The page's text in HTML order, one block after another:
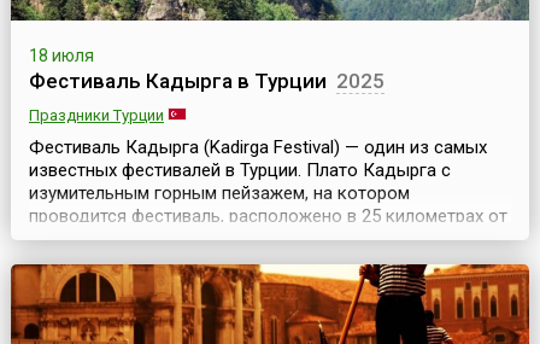
18 июля
Фестиваль Кадырга в Турции 2025
Праздники Турции
Фестиваль Кадырга (Kadirga Festival) — один из самых
известных фестивалей в Турции. Плато Кадырга с
изумительным горным пейзажем, на котором
проводится фестиваль, расположено в 25 километрах от
города Тоня провинции Трабзон (Trabzon).Жители
примыкающих к плато районов собираются на плато на
третьей неделе июля и три дня проводят в шумном
веселье. Некоторые из фестивальных мероприятий
предп...